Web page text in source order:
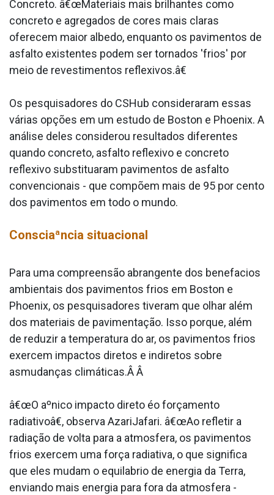
Concreto. â€œMateriais mais brilhantes como
concreto e agregados de cores mais claras
oferecem maior albedo, enquanto os pavimentos de
asfalto existentes podem ser tornados 'frios' por
meio de revestimentos reflexivos.â€
Os pesquisadores do CSHub consideraram essas
várias opções em um estudo de Boston e Phoenix. A
análise deles considerou resultados diferentes
quando concreto, asfalto reflexivo e concreto
reflexivo substitua­ram pavimentos de asfalto
convencionais - que compõem mais de 95 por cento
dos pavimentos em todo o mundo.
Consciaªncia situacional
Para uma compreensão abrangente dos benefa­cios
ambientais dos pavimentos frios em Boston e
Phoenix, os pesquisadores tiveram que olhar além
dos materiais de pavimentação. Isso porque, além
de reduzir a temperatura do ar, os pavimentos frios
exercem impactos diretos e indiretos sobre
asmudanças climáticas.Â Â
â€œO aºnico impacto direto éo forçamento
radiativoâ€, observa AzariJafari. â€œAo refletir a
radiação de volta para a atmosfera, os pavimentos
frios exercem uma força radiativa, o que significa
que eles mudam o equila­brio de energia da Terra,
enviando mais energia para fora da atmosfera -